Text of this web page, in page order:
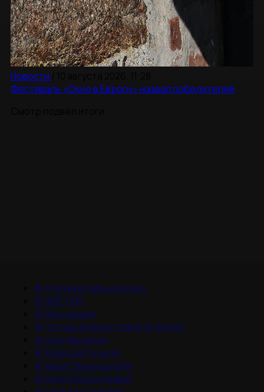
Новости
Фестиваль «Окно в Европу» назвал победителей
# Документальное кино
# НМГ ДОК
# Фестивали
# Что мы знаем о планете Земля
# Цикл Великие
#Алексей Гуськов
# Марк Эйдельштейн
# Никита Кологривый